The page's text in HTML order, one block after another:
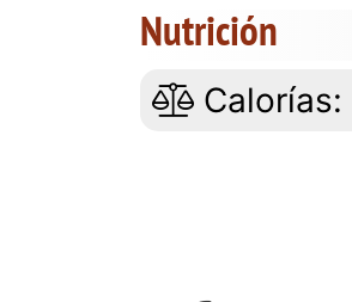
Nutrición
Calorías: